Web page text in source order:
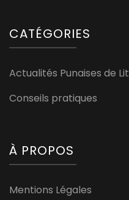
CATÉGORIES
Actualités Punaises de Lit
Conseils pratiques
À PROPOS
Mentions Légales